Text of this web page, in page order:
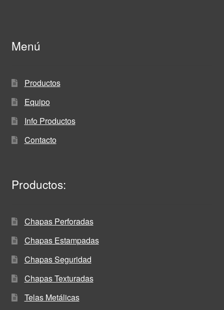
Menú
Productos
Equipo
Info Productos
Contacto
Productos:
Chapas Perforadas
Chapas Estampadas
Chapas Seguridad
Chapas Texturadas
Telas Metálicas